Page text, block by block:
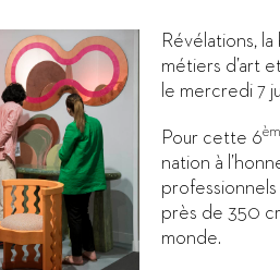
Révélations,
métiers d’art
le mercredi 7
Pour cette 6
nation à
près de 350
monde.